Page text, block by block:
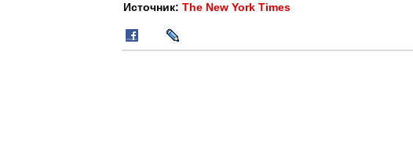
Источник: The New York Times